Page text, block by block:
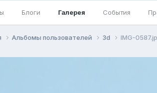
Блоги Галерея События
Альбомы пользователей 3d IMG-